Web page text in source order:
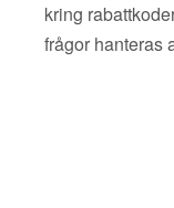
kring
frågor hanteras